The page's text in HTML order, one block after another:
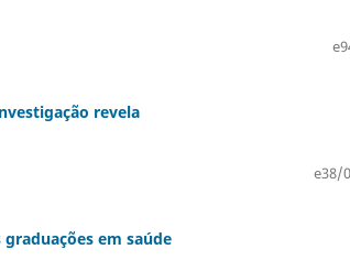
revela
e38/
em saúde